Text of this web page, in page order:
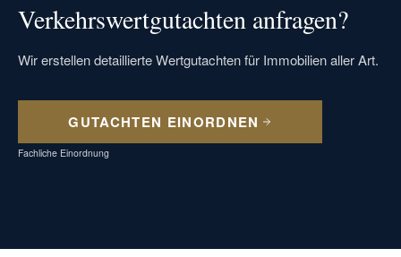
Verkehrswertgutachten anfragen?
Wir erstellen detaillierte Wertgutachten für Immobilien aller Art.
GUTACHTEN EINORDNEN
Fachliche Einordnung